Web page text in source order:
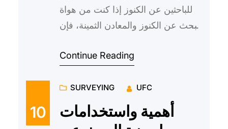
للباحثين عن الكنوز إذا كنت من هواة
البحث عن الكنوز والمعادن الثمينة، فإن
يعتبر هذا الج…
Continue Reading
10
SURVEYING UFC
أهمية واستخدامات